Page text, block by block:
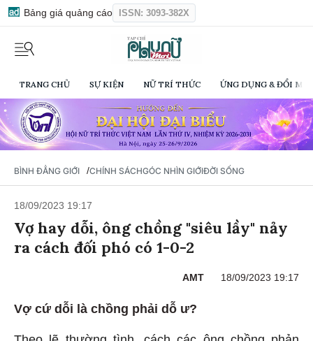
Bảng giá quảng cáo ISSN: 3093-382X
TRANG CHỦ SỰ KIỆN NỮ TRÍ THỨC ỨNG DỤNG & ĐỔI
BÌNH ĐẲNG GIỚI /CHÍNH SÁCHGÓC NHÌN GIỚIĐỜI SỐNG
18/09/2023 19:17
Vợ hay dỗi, ông chồng "siêu lầy" nảy
ra cách đối phó có 1-0-2
AMT 18/09/2023 19:17
Vợ cứ dỗi là chồng phải dỗ ư?